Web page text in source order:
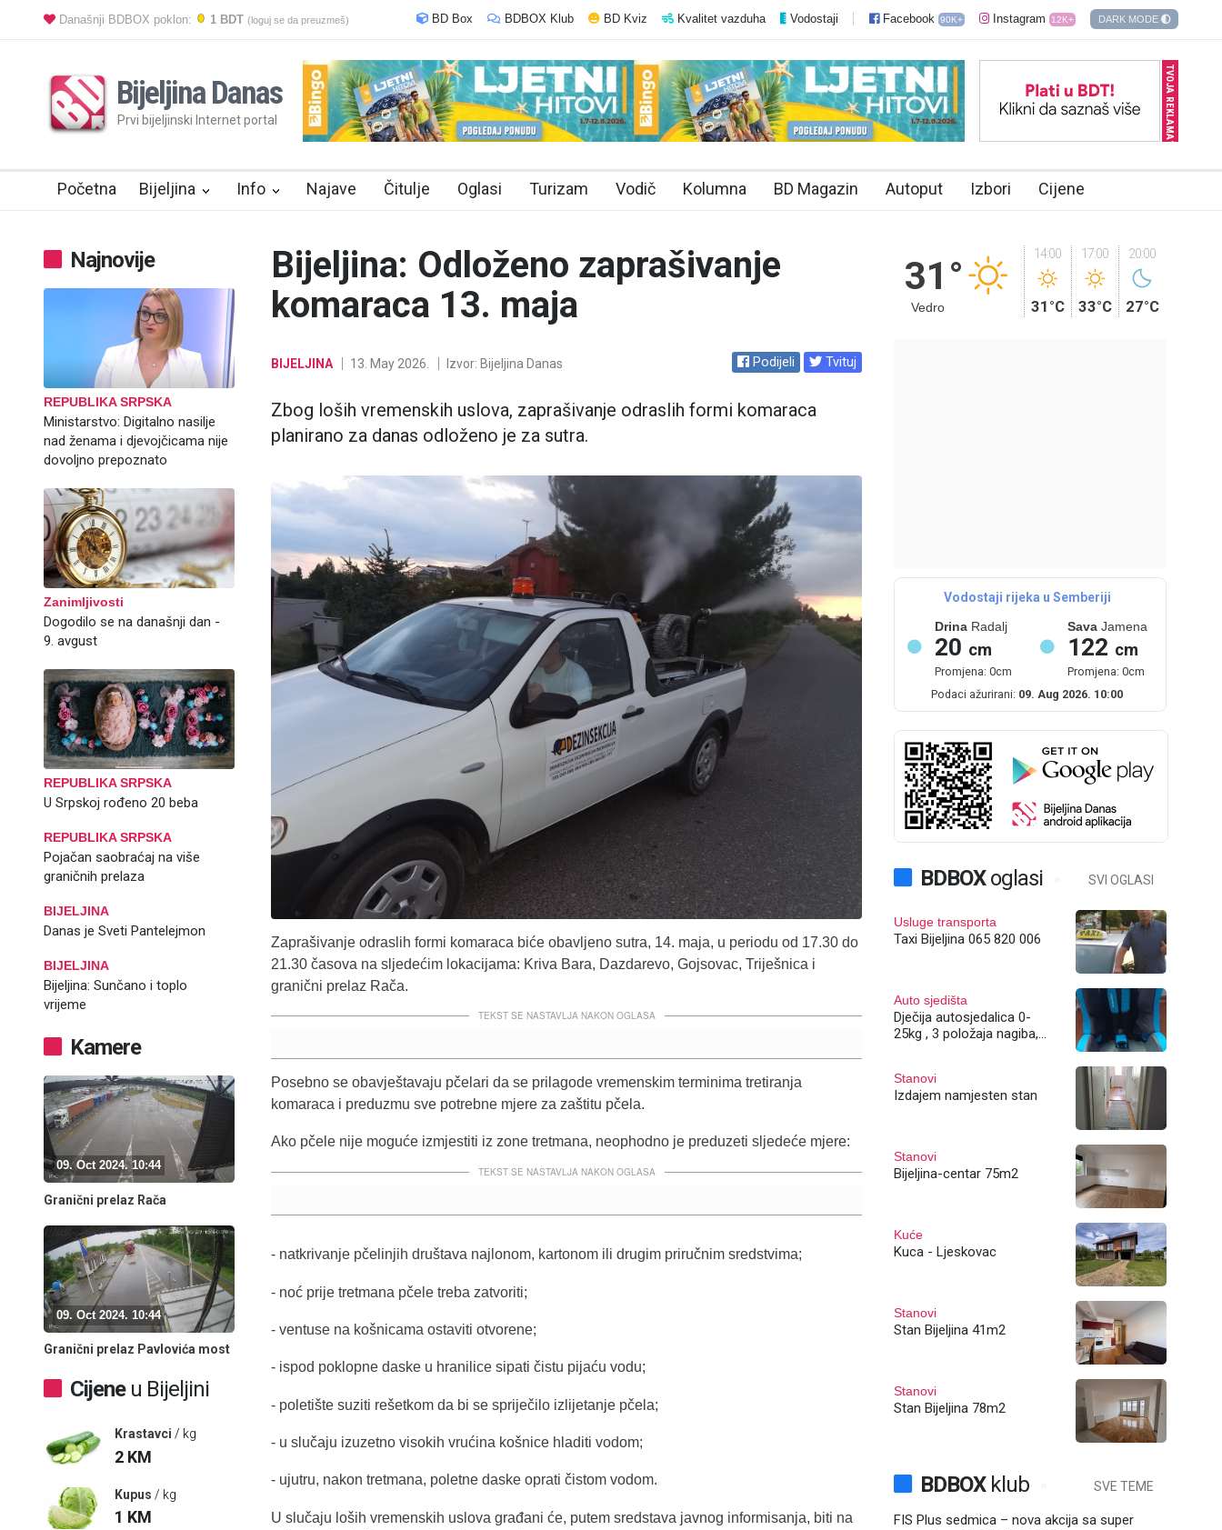
Današnji BDBOX poklon: 1 BDT (loguj se da preuzmeš) BD Box BDBOX Klub BD Kviz Kvalitet vazduha Vodostaji Facebook 90K+ Instagram 12K+ DARK MODE
Bijeljina Danas
Prvi bijeljinski Internet portal TVOJA REKLAMA?
Početna Bijeljina Info Najave Čitulje Oglasi Turizam Vodič Kolumna BD Magazin Autoput Izbori Cijene
Najnovije
REPUBLIKA SRPSKA
Ministarstvo: Digitalno nasilje
nad ženama i djevojčicama nije
dovoljno prepoznato
Zanimljivosti
Dogodilo se na današnji dan -
9. avgust
REPUBLIKA SRPSKA
U Srpskoj rođeno 20 beba
REPUBLIKA SRPSKA
Pojačan saobraćaj na više
graničnih prelaza
BIJELJINA
Danas je Sveti Pantelejmon
BIJELJINA
Bijeljina: Sunčano i toplo
vrijeme
Kamere
09. Oct 2024. 10:44
Granični prelaz Rača
09. Oct 2024. 10:44
Granični prelaz Pavlovića most
Cijeneu Bijeljini
Krastavci / kg
2 KM
Kupus / kg
1 KM
Bijeljina: Odloženo zaprašivanje
komaraca 13. maja
BIJELJINA 13. May 2026. Izvor: Bijeljina Danas Podijeli Tvituj
Zbog loših vremenskih uslova, zaprašivanje odraslih formi komaraca
planirano za danas odloženo je za sutra.
Zaprašivanje odraslih formi komaraca biće obavljeno sutra, 14. maja, u periodu od 17.30 do
21.30 časova na sljedećim lokacijama: Kriva Bara, Dazdarevo, Gojsovac, Triješnica i
granični prelaz Rača.
TEKST SE NASTAVLJA NAKON OGLASA
Posebno se obavještavaju pčelari da se prilagode vremenskim terminima tretiranja
komaraca i preduzmu sve potrebne mjere za zaštitu pčela.
Ako pčele nije moguće izmjestiti iz zone tretmana, neophodno je preduzeti sljedeće mjere:
TEKST SE NASTAVLJA NAKON OGLASA
- natkrivanje pčelinjih društava najlonom, kartonom ili drugim priručnim sredstvima;
- noć prije tretmana pčele treba zatvoriti;
- ventuse na košnicama ostaviti otvorene;
- ispod poklopne daske u hranilice sipati čistu pijaću vodu;
- poletište suziti rešetkom da bi se spriječilo izlijetanje pčela;
- u slučaju izuzetno visokih vrućina košnice hladiti vodom;
- ujutru, nakon tretmana, poletne daske oprati čistom vodom.
U slučaju loših vremenskih uslova građani će, putem sredstava javnog informisanja, biti na
31° 14:00
31°C
17:00
33°C
20:00
27°C
Vedro
Vodostaji rijeka u Semberiji
Drina Radalj
20 cm
Promjena: 0cm
SavaJamena
122 cm
Promjena: 0cm
Podaci ažurirani: 09. Aug 2026. 10:00
BDBOXoglasi SVI OGLASI
Usluge transporta
Taxi Bijeljina 065 820 006
Auto sjedišta
Dječija autosjedalica 0-
25kg , 3 položaja nagiba,
Stanovi
Izdajem namjesten stan
Stanovi
Bijeljina-centar 75m2
Kuće
Kuca - Ljeskovac
Stanovi
Stan Bijeljina 41m2
Stanovi
Stan Bijeljina 78m2
BDBOXklub SVE TEME
FIS Plus sedmica – nova akcija sa super